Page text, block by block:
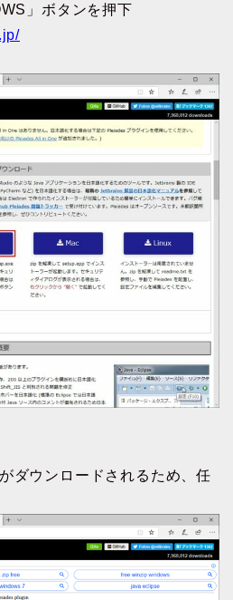
」ボタンを押下
ダウンロードされるため、任